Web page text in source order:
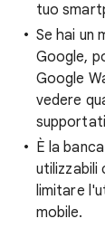
tuo
Se hai un
Google,
Google
vedere
È la
utilizzabili
limitare
mobile.